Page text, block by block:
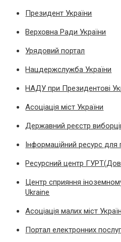
Президент України
Верховна Ради України
Урядовий портал
Нацдержслужба України
НАДУ при Президентові
Асоціація міст України
Державний реєстр
Інформаційний ресурс для
Ресурсний центр
Центр сприяння
Ukraine
Асоціація малих міст
Портал електронних